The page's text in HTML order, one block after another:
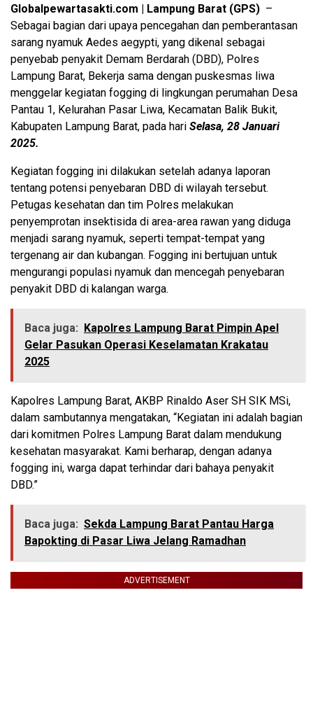
Globalpewartasakti.com | Lampung Barat (GPS) –
Sebagai bagian dari upaya pencegahan dan pemberantasan
sarang nyamuk Aedes aegypti, yang dikenal sebagai
penyebab penyakit Demam Berdarah (DBD), Polres
Lampung Barat, Bekerja sama dengan puskesmas liwa
menggelar kegiatan fogging di lingkungan perumahan Desa
Pantau 1, Kelurahan Pasar Liwa, Kecamatan Balik Bukit,
Kabupaten Lampung Barat, pada hari Selasa, 28 Januari
2025.
Kegiatan fogging ini dilakukan setelah adanya laporan
tentang potensi penyebaran DBD di wilayah tersebut.
Petugas kesehatan dan tim Polres melakukan
penyemprotan insektisida di area-area rawan yang diduga
menjadi sarang nyamuk, seperti tempat-tempat yang
tergenang air dan kubangan. Fogging ini bertujuan untuk
mengurangi populasi nyamuk dan mencegah penyebaran
penyakit DBD di kalangan warga.
Baca juga:
Kapolres Lampung Barat Pimpin Apel
Gelar Pasukan Operasi Keselamatan Krakatau
2025
Kapolres Lampung Barat, AKBP Rinaldo Aser SH SIK MSi,
dalam sambutannya mengatakan, “Kegiatan ini adalah bagian
dari komitmen Polres Lampung Barat dalam mendukung
kesehatan masyarakat. Kami berharap, dengan adanya
fogging ini, warga dapat terhindar dari bahaya penyakit
DBD.”
Baca juga: Sekda Lampung Barat Pantau Harga
Bapokting di Pasar Liwa Jelang Ramadhan
ADVERTISEMENT